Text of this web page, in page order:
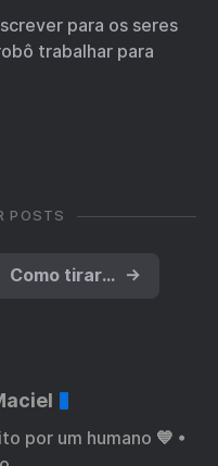
para os seres
trabalhar para
POSTS
Como tirar o ursinho do Bear Blog no link do post →
por um humano 💙 •